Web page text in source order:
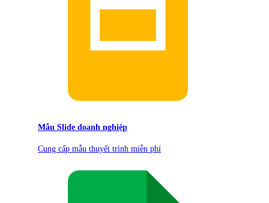
Mẫu Slide doanh nghiệp
Cung cấp mẫu thuyết trình miễn phí